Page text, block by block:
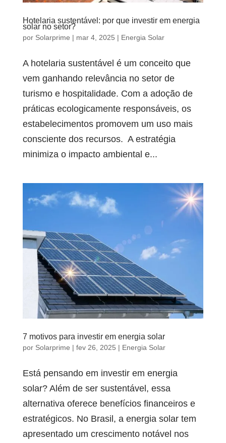
Hotelaria sustentável: por que investir em energia
solar no setor?
por Solarprime | mar 4, 2025 | Energia Solar
A hotelaria sustentável é um conceito que
vem ganhando relevância no setor de
turismo e hospitalidade. Com a adoção de
práticas ecologicamente responsáveis, os
estabelecimentos promovem um uso mais
consciente dos recursos. A estratégia
minimiza o impacto ambiental e...
7 motivos para investir em energia solar
por Solarprime | fev 26, 2025 | Energia Solar
Está pensando em investir em energia
solar? Além de ser sustentável, essa
alternativa oferece benefícios financeiros e
estratégicos. No Brasil, a energia solar tem
apresentado um crescimento notável nos